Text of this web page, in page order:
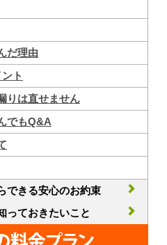
だ理由
ト
りは直せません
でもQ&A
できる安心のお約束
っておきたいこと